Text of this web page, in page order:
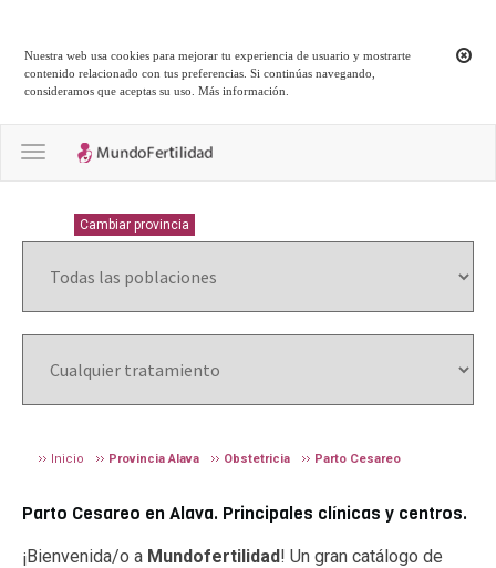
Nuestra web usa cookies para mejorar tu experiencia de usuario y mostrarte
contenido relacionado con tus preferencias. Si continúas navegando,
consideramos que aceptas su uso.Más información
Toggle navigation
Cambiar provincia
Inicio Provincia Alava Obstetricia Parto Cesareo
Parto Cesareo en Alava. Principales clínicas y centros.
¡Bienvenida/o a Mundofertilidad! Un gran catálogo de